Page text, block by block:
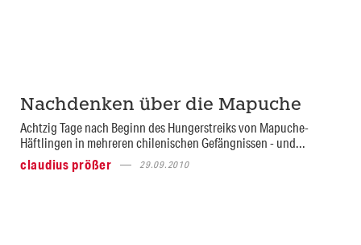
Nachdenken über die Mapuche
Achtzig Tage nach Beginn des Hungerstreiks von Mapuche-
Häftlingen in mehreren chilenischen Gefängnissen - und...
claudius prößer
29.09.2010